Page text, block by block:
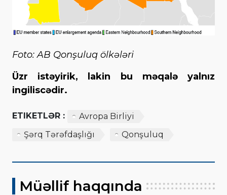
Foto: AB Qonşuluq ölkələri
Üzr istəyirik, lakin bu məqalə yalnız
ingiliscədir.
ETIKETLƏR :
Avropa Birliyi
Şərq Tərəfdaşlığı
Qonşuluq
Müəllif haqqında